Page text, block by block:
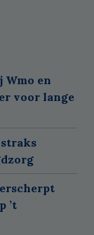
Wmo en
voor lange
’t